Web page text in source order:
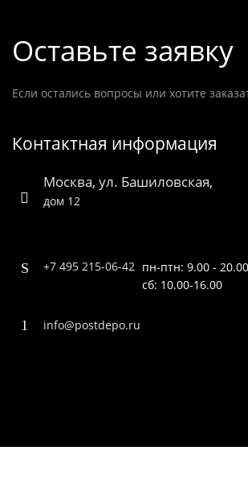
Оставьте заявку
Если остались вопросы или хотите
Контактная информация
Москва, ул. Башиловская,
дом 12
+7 495 215-06-42 пн-птн: 9.00 - 20.00
сб: 10.00-16.00
info@postdepo.ru